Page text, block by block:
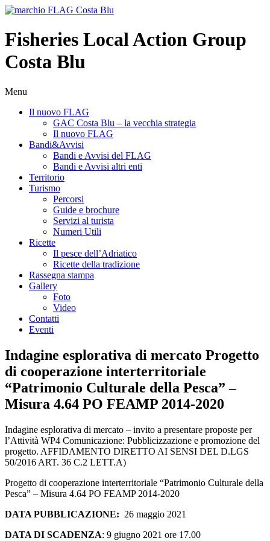
Fisheries Local Action Group
Costa Blu
Menu
Il nuovo FLAG
GAC Costa Blu – la vecchia strategia
Il nuovo FLAG
Bandi&Avvisi
Bandi e Avvisi del FLAG
Bandi e Avvisi altri enti
Territorio
Turismo
Percorsi
Guide e brochure
Servizi al turista
Numeri Utili
Ricette
Il pesce dell’Adriatico
Ricette della tradizione
Rassegna stampa
Gallery
Foto
Video
Contatti
Eventi
Indagine esplorativa di mercato Progetto
di cooperazione interterritoriale
“Patrimonio Culturale della Pesca” –
Misura 4.64 PO FEAMP 2014-2020
Indagine esplorativa di mercato – invito a presentare proposte per
l’Attività WP4 Comunicazione: Pubblicizzazione e promozione del
progetto. AFFIDAMENTO DIRETTO AI SENSI DEL D.LGS
50/2016 ART. 36 C.2 LETT.A)
Progetto di cooperazione interterritoriale “Patrimonio Culturale della
Pesca” – Misura 4.64 PO FEAMP 2014-2020
DATA PUBBLICAZIONE: 26 maggio 2021
DATA DI SCADENZA: 9 giugno 2021 ore 17.00